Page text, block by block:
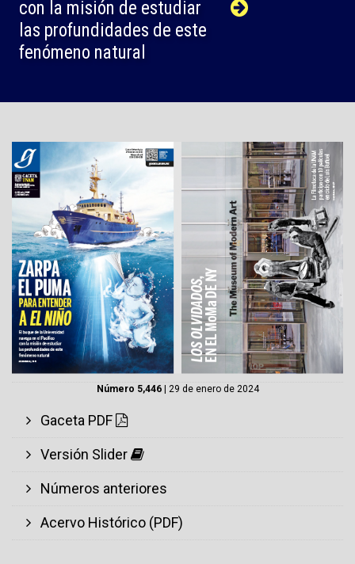
con la misión de estudiar
las profundidades de este
fenómeno natural
Número 5,446 | 29 de enero de 2024
Gaceta PDF
Versión Slider
Números anteriores
Acervo Histórico (PDF)